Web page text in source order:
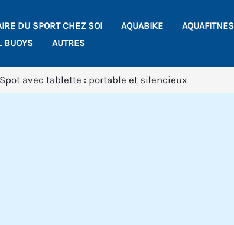
DU SPORT CHEZ SOI AQUABIKE
BUOYS
AUTRES
avec tablette : portable et silencieux